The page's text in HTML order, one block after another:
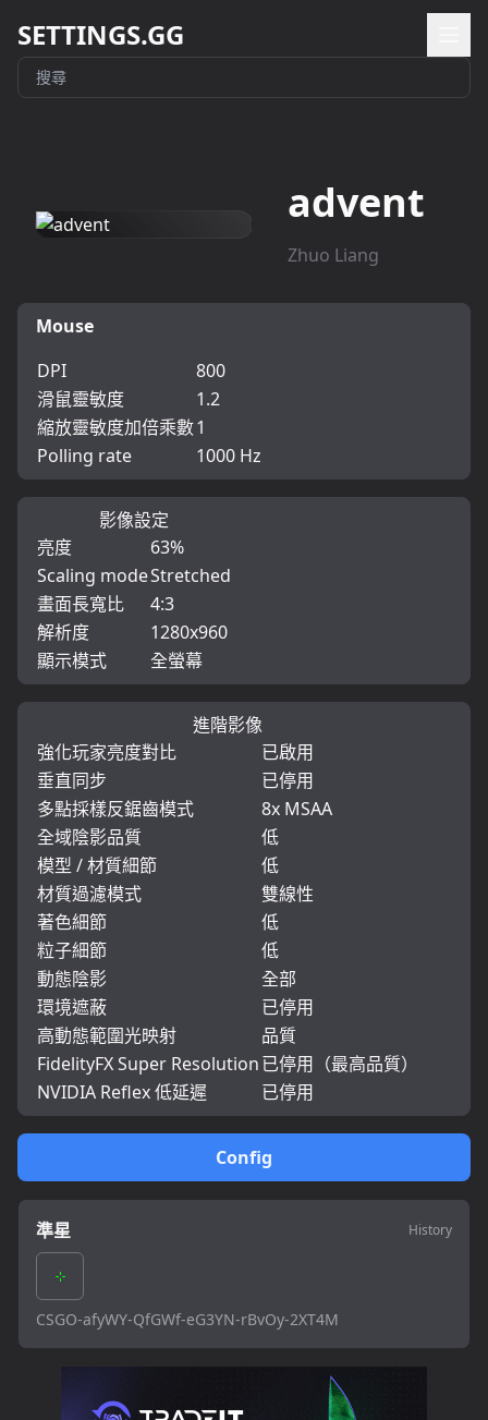
SETTINGS.GG
advent
Zhuo Liang
Config
準星 History
CSGO-afyWY-QfGWf-eG3YN-rBvOy-2XT4M
Mouse
DPI
800
滑鼠靈敏度
1.2
縮放靈敏度加倍乘數1
Polling rate
1000 Hz
影像設定
亮度
63%
Scaling modeStretched
畫面長寬比
4:3
解析度
1280x960
顯示模式
全螢幕
進階影像
強化玩家亮度對比
已啟用
垂直同步
已停用
多點採樣反鋸齒模式
8x MSAA
全域陰影品質
低
模型 / 材質細節
低
材質過濾模式
雙線性
著色細節
低
粒子細節
低
動態陰影
全部
環境遮蔽
已停用
高動態範圍光映射
品質
FidelityFX Super Resolution已停用（最高品質）
NVIDIA Reflex 低延遲
已停用